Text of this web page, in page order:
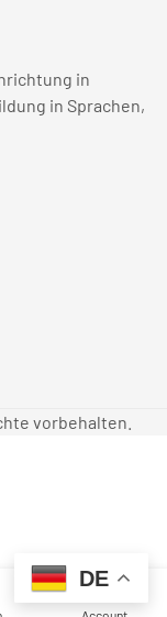
in
in Sprachen,
vorbehalten.
DE